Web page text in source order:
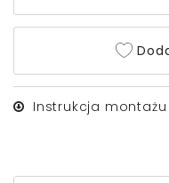
Instrukcja montażu